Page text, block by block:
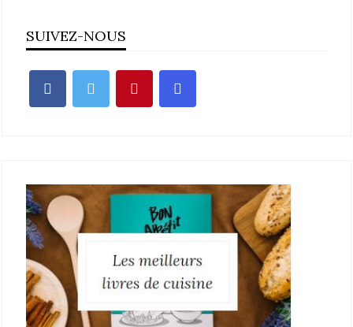
SUIVEZ-NOUS